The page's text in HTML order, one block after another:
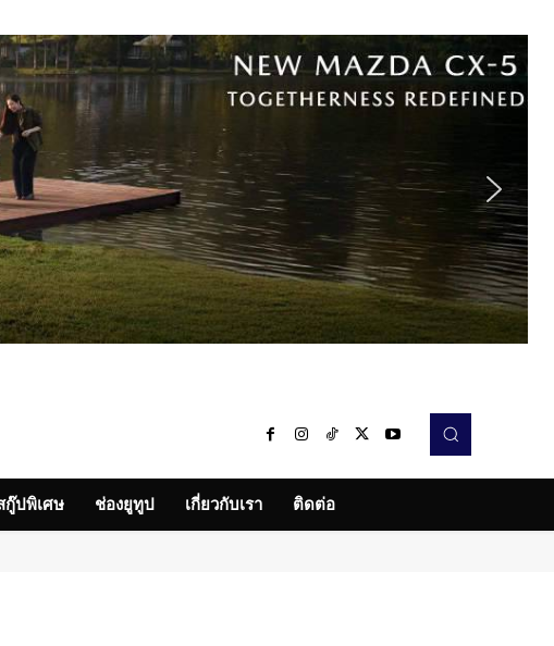
กู๊ปพิเศษ ช่องยูทูป เกี่ยวกับเรา ติดต่อ